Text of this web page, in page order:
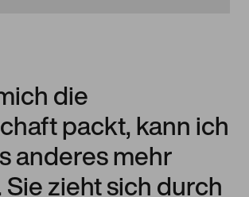
die
packt, kann ich
anderes mehr
zieht sich durch